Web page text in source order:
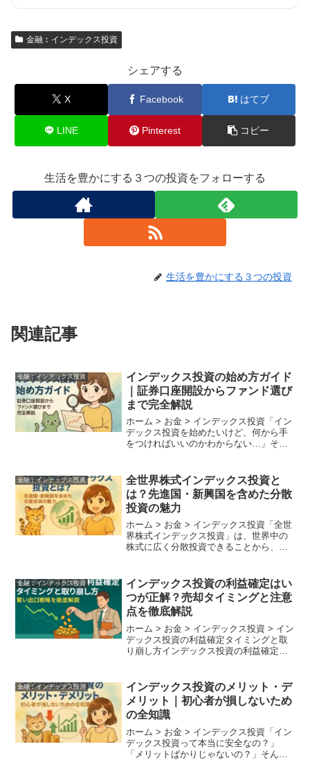
金融︰インデックス投資
シェアする
X Facebook はてブ
LINE Pinterest コピー
生活を豊かにする３つの投資をフォローする
生活を豊かにする３つの投資
関連記事
金融︰インデックス投資
インデックス投資の始め方ガイド
｜証券口座開設からファンド選び
まで完全解説
ホーム > お金 > インデックス投資「イン
デックス投資を始めたいけど、何から手
をつければいいのかわからない…」そん
定、運用の基本ステップまで、徹底的に
わかりやすく解説...
金融︰インデックス投資
全世界株式インデックス投資と
は？先進国・新興国を含めた分散
投資の魅力
ホーム > お金 > インデックス投資「全世
界株式インデックス投資」は、世界中の
株式に広く分散投資できることから、近
ては、1本で先進国から新興国までをカバ
ーできるこのスタ...
金融︰インデックス投資
インデックス投資の利益確定はい
つが正解？売却タイミングと注意
点を徹底解説
ホーム > お金 > インデックス投資 > イン
デックス投資の利益確定タイミングと取
り崩し方インデックス投資の利益確定タ
と、ある時期に「利益を確定する」タイ
ミングが訪れ...
金融︰インデックス投資
インデックス投資のメリット・デ
メリット｜初心者が損しないため
の全知識
ホーム > お金 > インデックス投資「イン
デックス投資って本当に安全なの？」
「メリットばかりじゃないの？」そんな